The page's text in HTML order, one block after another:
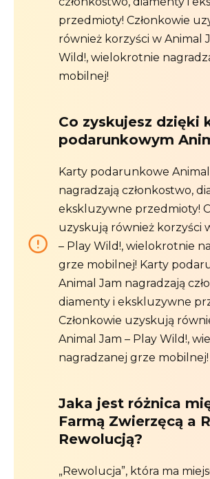
przedmioty! Członkowie
również korzyści w Animal
Wild!, wielokrotnie
mobilnej!
Co zyskujesz dzięki
podarunkowym
Karty podarunkowe
nagradzają członkostwo,
ekskluzywne przedmioty!
uzyskują również korzyści
– Play Wild!, wielokrotnie
grze mobilnej! Karty
Animal Jam nagradzają
diamenty i ekskluzywne
Członkowie uzyskują
Animal Jam – Play Wild!,
nagradzanej grze mobilnej!
Jaka jest różnica
Farmą Zwierzęcą a
Rewolucją?
„Rewolucja”, która ma